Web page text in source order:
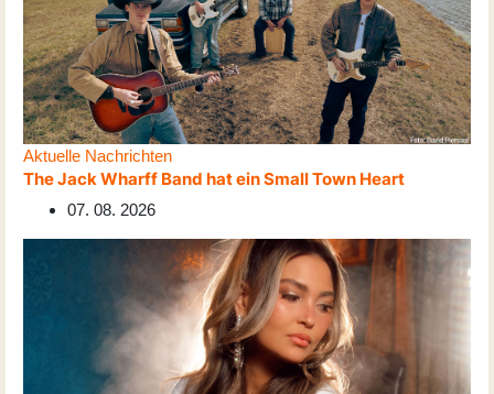
Aktuelle Nachrichten
The Jack Wharff Band hat ein Small Town Heart
07. 08. 2026